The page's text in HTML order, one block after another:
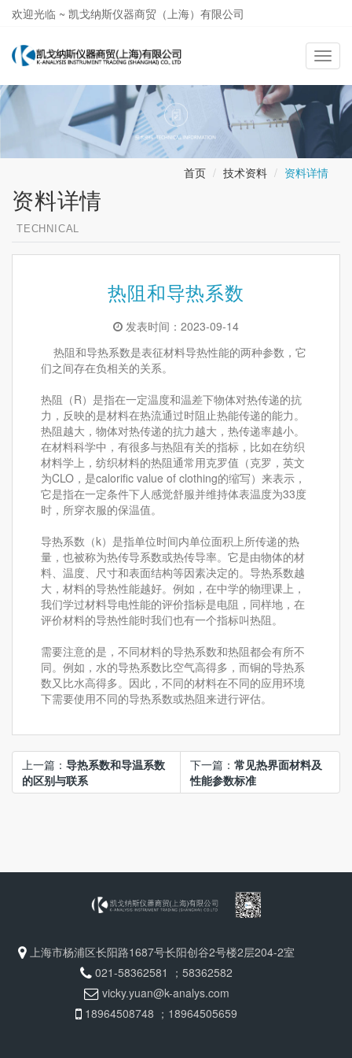
欢迎光临 ~ 凯戈纳斯仪器商贸（上海）有限公司
导
航
切
换
首页 技术资料 资料详情
资料详情
TECHNICAL
热阻和导热系数
发表时间：2023-09-14
热阻和导热系数是表征材料导热性能的两种参数，它
们之间存在负相关的关系。
热阻（R）是指在一定温度和温差下物体对热传递的抗
力，反映的是材料在热流通过时阻止热能传递的能力。
热阻越大，物体对热传递的抗力越大，热传递率越小。
在材料科学中，有很多与热阻有关的指标，比如在纺织
材料学上，纺织材料的热阻通常用克罗值（克罗，英文
为CLO，是calorific value of clothing的缩写）来表示，
它是指在一定条件下人感觉舒服并维持体表温度为33度
时，所穿衣服的保温值。
导热系数（k）是指单位时间内单位面积上所传递的热
量，也被称为热传导系数或热传导率。它是由物体的材
料、温度、尺寸和表面结构等因素决定的。导热系数越
大，材料的导热性能越好。例如，在中学的物理课上，
我们学过材料导电性能的评价指标是电阻，同样地，在
评价材料的导热性能时我们也有一个指标叫热阻。
需要注意的是，不同材料的导热系数和热阻都会有所不
同。例如，水的导热系数比空气高得多，而铜的导热系
数又比水高得多。因此，不同的材料在不同的应用环境
下需要使用不同的导热系数或热阻来进行评估。
上一篇： 导热系数和导温系数
的区别与联系
下一篇： 常见热界面材料及
性能参数标准
上海市杨浦区长阳路1687号长阳创谷2号楼2层204-2室
021-58362581 ；58362582
vicky.yuan@k-analys.com
18964508748 ；18964505659